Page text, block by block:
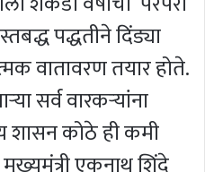
पद्धतीने दिंड्या
वातावरण तयार होते.
सर्व वारकऱ्यांना
शासन कोठे ही कमी